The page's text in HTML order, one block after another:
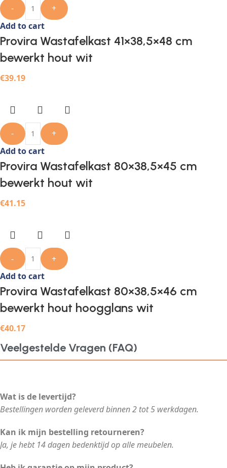
-
+
Add to cart
Provira Wastafelkast 41×38,5×48 cm
bewerkt hout wit
€39.19
-
+
Add to cart
Provira Wastafelkast 80×38,5×45 cm
bewerkt hout wit
€41.15
-
+
Add to cart
Provira Wastafelkast 80×38,5×46 cm
bewerkt hout hoogglans wit
€40.17
Veelgestelde Vragen (FAQ)
Wat is de levertijd?
Bestellingen worden geleverd binnen 2 tot 5 werkdagen.
Kan ik mijn bestelling retourneren?
Ja, je hebt 14 dagen bedenktijd op alle meubelen.